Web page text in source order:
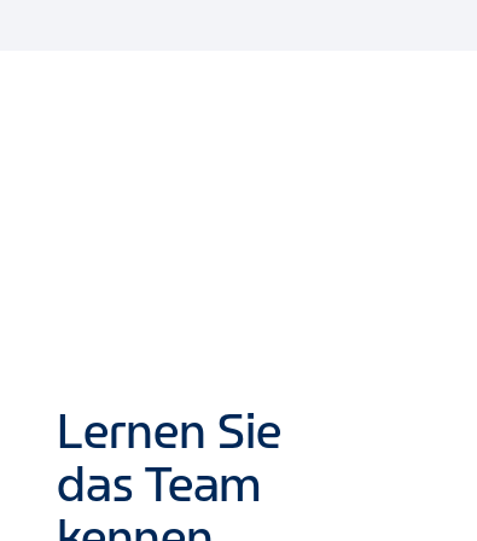
Lernen Sie
das Team